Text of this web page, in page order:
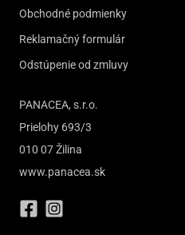
Obchodné podmienky
Reklamačný formulár
Odstúpenie od zmluvy
PANACEA, s.r.o.
Prielohy 693/3
010 07 Žilina
www.panacea.sk